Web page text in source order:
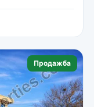
Продажба